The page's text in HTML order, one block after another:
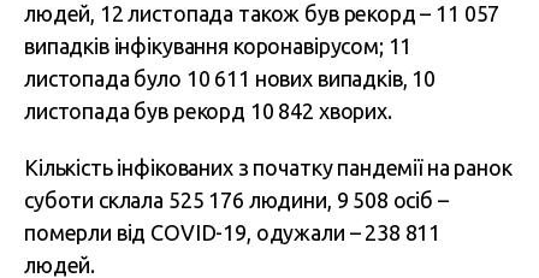
людей, 12 листопада також був рекорд – 11 057
випадків інфікування коронавірусом; 11
листопада було 10 611 нових випадків, 10
листопада був рекорд 10 842 хворих.
Кількість інфікованих з початку пандемії на ранок
суботи склала 525 176 людини, 9 508 осіб –
померли від COVID-19, одужали – 238 811
людей.